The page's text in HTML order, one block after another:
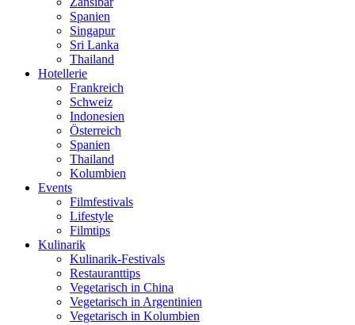
Spanien
Singapur
Sri Lanka
Thailand
Hotellerie
Frankreich
Schweiz
Indonesien
Österreich
Spanien
Thailand
Kolumbien
Events
Filmfestivals
Lifestyle
Filmtips
Kulinarik
Kulinarik-Festivals
Restauranttips
Vegetarisch in China
Vegetarisch in Argentinien
Vegetarisch in Kolumbien